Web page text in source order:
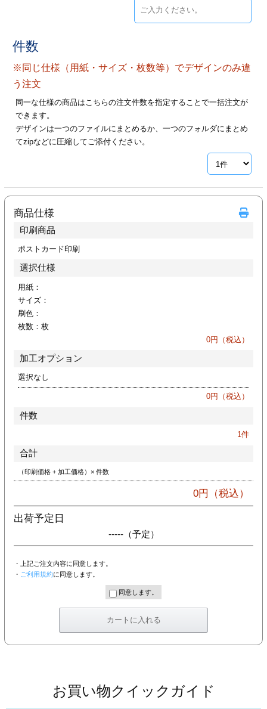
印刷
リーブ
ー印刷
件数
※同じ仕様（用紙・サイズ・枚数等）でデザインのみ違
う注文
同一な仕様の商品はこちらの注文件数を指定することで一括注文が
できます。
デザインは一つのファイルにまとめるか、一つのフォルダにまとめ
てzipなどに圧縮してご添付ください。
商品仕様
印刷商品
ポストカード印刷
選択仕様
用紙：
サイズ：
刷色：
枚数： 枚
0円（税込）
加工オプション
選択なし
0円（税込）
件数
1件
合計
（印刷価格 + 加工価格）× 件数
0円（税込）
出荷予定日
-----（予定）
・上記ご注文内容に同意します。
・ ご利用規約に同意します。
同意します。
お買い物クイックガイド